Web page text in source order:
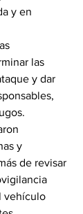
y en
las
y dar
y
de revisar
vehículo